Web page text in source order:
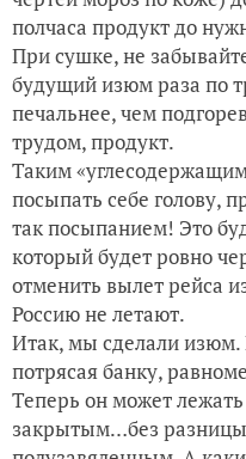
полчаса продукт до
При сушке, не
будущий изюм раза по
печальнее, чем
трудом, продукт.
Таким
посыпать себе голову,
так посыпанием! Это
который будет ровно
отменить вылет рейса
Россию не летают.
Итак, мы сделали изюм.
потрясая банку,
Теперь он может
закрытым…без